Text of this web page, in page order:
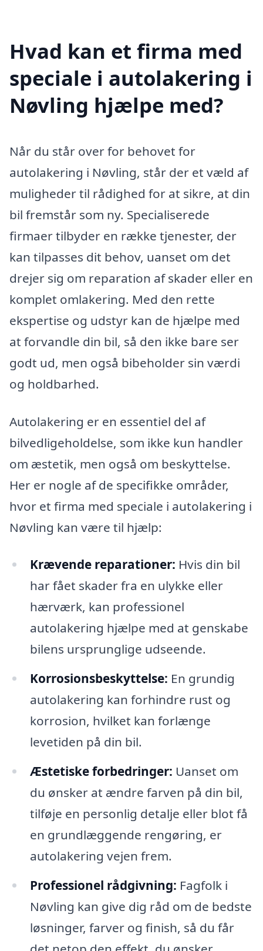
Hvad kan et firma med
speciale i autolakering i
Nøvling hjælpe med?
Når du står over for behovet for
autolakering i Nøvling, står der et væld af
muligheder til rådighed for at sikre, at din
bil fremstår som ny. Specialiserede
firmaer tilbyder en række tjenester, der
kan tilpasses dit behov, uanset om det
drejer sig om reparation af skader eller en
komplet omlakering. Med den rette
ekspertise og udstyr kan de hjælpe med
at forvandle din bil, så den ikke bare ser
godt ud, men også bibeholder sin værdi
og holdbarhed.
Autolakering er en essentiel del af
bilvedligeholdelse, som ikke kun handler
om æstetik, men også om beskyttelse.
Her er nogle af de specifikke områder,
hvor et firma med speciale i autolakering i
Nøvling kan være til hjælp:
Krævende reparationer: Hvis din bil
har fået skader fra en ulykke eller
hærværk, kan professionel
autolakering hjælpe med at genskabe
bilens ursprunglige udseende.
Korrosionsbeskyttelse: En grundig
autolakering kan forhindre rust og
korrosion, hvilket kan forlænge
levetiden på din bil.
Æstetiske forbedringer: Uanset om
du ønsker at ændre farven på din bil,
tilføje en personlig detalje eller blot få
en grundlæggende rengøring, er
autolakering vejen frem.
Professionel rådgivning: Fagfolk i
Nøvling kan give dig råd om de bedste
løsninger, farver og finish, så du får